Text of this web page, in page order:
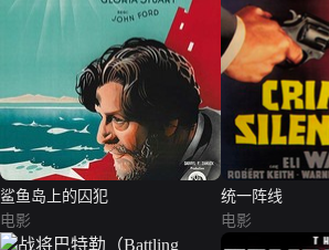
鲨鱼岛上的囚犯
电影
统一阵线
电影